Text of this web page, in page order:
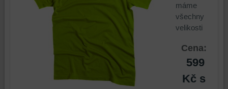
máme
všechny
velikosti
Cena:
599
Kč s